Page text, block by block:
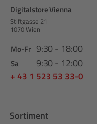
Digitalstore Vienna
Stiftgasse 21
1070 Wien
Mo-Fr 9:30 - 18:00
Sa 9:30 - 12:00
+ 43 1 523 53 33-0
Sortiment